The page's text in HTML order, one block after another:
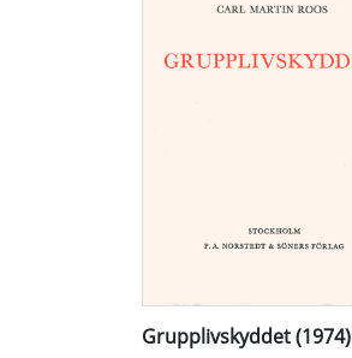
Grupplivskyddet (1974)